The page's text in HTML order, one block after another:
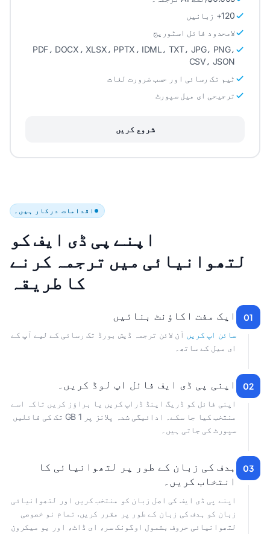
120+ زبانیں
لامحدود فائل اسٹوریج
PDF، DOCX، XLSX، PPTX، IDML، TXT، JPG، PNG،
CSV، JSON
ٹیم تک رسائی اور حسب ضرورت لغات
ترجیحی ای میل سپورٹ
شروع کریں
اقدامات درکار ہیں۔
اپنے پی ڈی ایف کو
لتھوانیائی میں ترجمہ کرنے
کا طریقہ
01 ایک مفت اکاؤنٹ بنائیں
سائن اپ کریں آن لائن ترجمہ ڈیش بورڈ تک رسائی کے لیے آپ کے
ای میل کے ساتھ۔
02 اپنی پی ڈی ایف فائل اپ لوڈ کریں۔
اپنی فائل کو ڈریگ اینڈ ڈراپ کریں یا براؤز کریں تاکہ اسے
منتخب کیا جا سکے۔ ادائیگی شدہ پلانز پر 1 GB تک کی فائلیں
سپورٹ کی جاتی ہیں۔
03
ہدف کی زبان کے طور پر لتھوانیائی کا
انتخاب کریں۔
اپنے پی ڈی ایف کی اصل زبان کو منتخب کریں اور لتھوانیائی
زبان کو ہدف کی زبان کے طور پر مقرر کریں. تمام نو خصوصی
لتھوانیائی حروف بشمول اوگونک سر، ای ڈاٹ، اور یو میکرون